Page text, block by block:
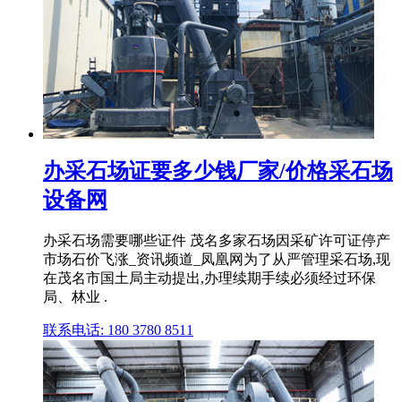
办采石场证要多少钱厂家/价格采石场
设备网
办采石场需要哪些证件 茂名多家石场因采矿许可证停产
市场石价飞涨_资讯频道_凤凰网为了从严管理采石场,现
在茂名市国土局主动提出,办理续期手续必须经过环保
局、林业 .
联系电话: 180 3780 8511